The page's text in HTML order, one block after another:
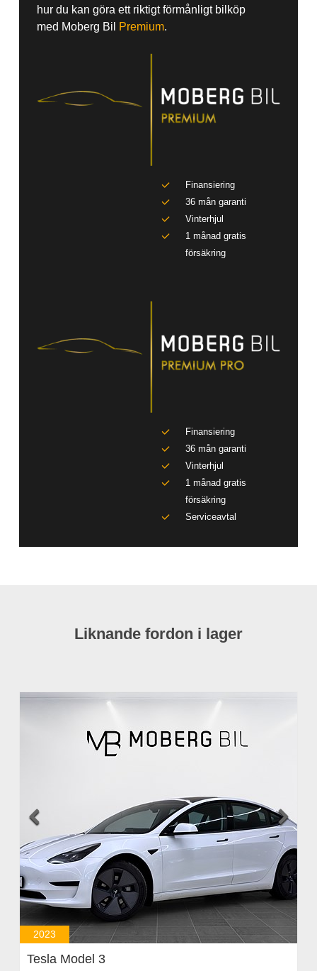
hur du kan göra ett riktigt förmånligt bilköp
med Moberg Bil
Premium.
Finansiering
36 mån garanti
Vinterhjul
1 månad gratis
försäkring
Finansiering
36 mån garanti
Vinterhjul
1 månad gratis
försäkring
Serviceavtal
Liknande fordon i lager
 
2023
Tesla Model 3